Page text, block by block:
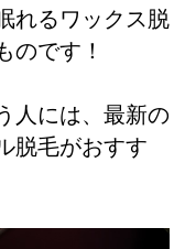
れるワックス脱
のです！
人には、最新の
脱毛がおすす